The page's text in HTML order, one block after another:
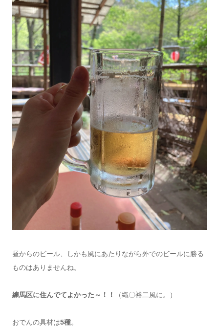
昼からのビール、しかも風にあたりながら外でのビールに勝る
ものはありませんね。
練馬区に住んでてよかった～！！ （織〇裕二風に。）
おでんの具材は5種。